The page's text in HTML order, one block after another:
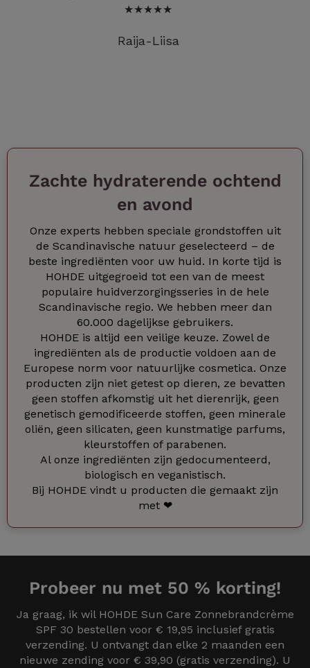
★★★★★
Raija-Liisa
Zachte hydraterende ochtend
en avond
Onze experts hebben speciale grondstoffen uit
de Scandinavische natuur geselecteerd – de
beste ingrediënten voor uw huid. In korte tijd is
HOHDE uitgegroeid tot een van de meest
populaire huidverzorgingsseries in de hele
Scandinavische regio. We hebben meer dan
60.000 dagelijkse gebruikers.
HOHDE is altijd een veilige keuze. Zowel de
ingrediënten als de productie voldoen aan de
Europese norm voor natuurlijke cosmetica. Onze
producten zijn niet getest op dieren, ze bevatten
geen stoffen afkomstig uit het dierenrijk, geen
genetisch gemodificeerde stoffen, geen minerale
oliën, geen silicaten, geen kunstmatige parfums,
kleurstoffen of parabenen.
Al onze ingrediënten zijn gedocumenteerd,
biologisch en veganistisch.
Bij HOHDE vindt u producten die gemaakt zijn
met ❤
Probeer nu met 50 % korting!
Ja graag, ik wil HOHDE Sun Care Zonnebrandcrème
SPF 30 bestellen voor € 19,95 inclusief gratis
verzending. U ontvangt dan elke 2 maanden een
nieuwe zending voor € 39,90 (gratis verzending). U